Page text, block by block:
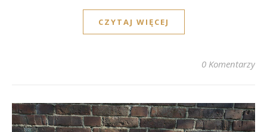
CZYTAJ WIĘCEJ
0 Komentarzy